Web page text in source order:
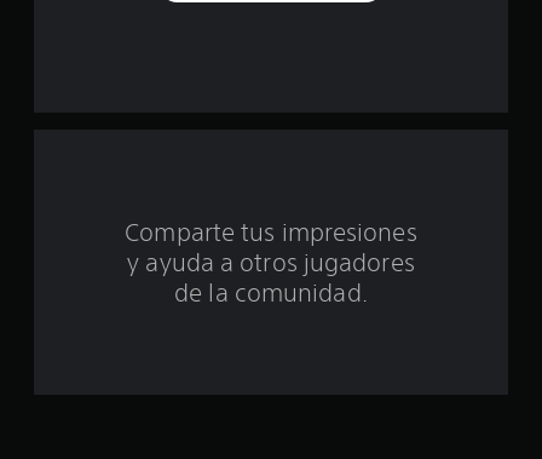
n
d
Comparte tus impresiones
y ayuda a otros jugadores
de la comunidad.